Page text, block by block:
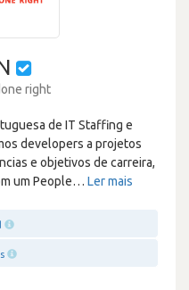
right
de IT Staffing e
developers a projetos
e objetivos de carreira,
um People… Ler mais